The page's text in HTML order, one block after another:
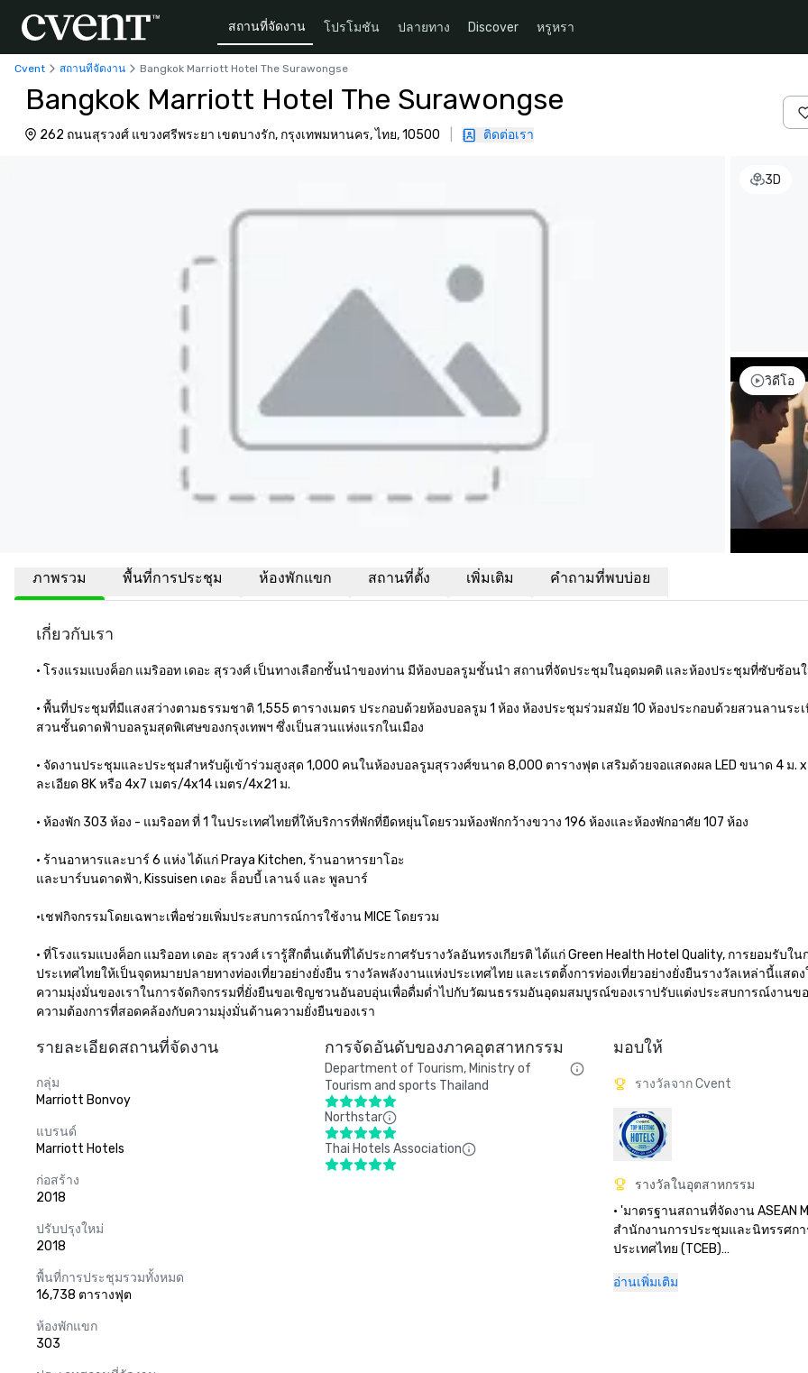
สถานที่จัดงาน โปรโมชัน ปลายทาง Discover หรูหรา
Cvent สถานที่จัดงาน Bangkok Marriott Hotel The Surawongse
Bangkok Marriott Hotel The Surawongse
262 ถนนสุรวงศ์ แขวงศรีพระยา เขตบางรัก, กรุงเทพมหานคร, ไทย, 10500 ติดต่อเรา
3D
วิดีโอ
ภาพรวม พื้นที่การประชุม ห้องพักแขก สถานที่ตั้ง เพิ่มเติม คำถามที่พบบ่อย
เกี่ยวกับเรา
• โรงแรมแบงค็อก แมริออท เดอะ สุรวงศ์ เป็นทางเลือกชั้นนำของท่าน มีห้องบอลรูมชั้นนำ สถานที่จัดประชุมในอุดมคติ และห้องประชุมที่ซับซ้อน
• พื้นที่ประชุมที่มีแสงสว่างตามธรรมชาติ 1,555 ตารางเมตร ประกอบด้วยห้องบอลรูม 1 ห้อง ห้องประชุมร่วมสมัย 10 ห้องประกอบด้วยสวนลานระ
สวนชั้นดาดฟ้าบอลรูมสุดพิเศษของกรุงเทพฯ ซึ่งเป็นสวนแห่งแรกในเมือง
• จัดงานประชุมและประชุมสำหรับผู้เข้าร่วมสูงสุด 1,000 คนในห้องบอลรูมสุรวงศ์ขนาด 8,000 ตารางฟุต เสริมด้วยจอแสดงผล LED ขนาด 4 ม. x
ละเอียด 8K หรือ 4x7 เมตร/4x14 เมตร/4x21 ม.
• ห้องพัก 303 ห้อง - แมริออท ที่ 1 ในประเทศไทยที่ให้บริการที่พักที่ยืดหยุ่นโดยรวมห้องพักกว้างขวาง 196 ห้องและห้องพักอาศัย 107 ห้อง
• ร้านอาหารและบาร์ 6 แห่ง ได้แก่ Praya Kitchen, ร้านอาหารยาโอะ
และบาร์บนดาดฟ้า, Kissuisen เดอะ ล็อบบี้ เลานจ์ และ พูลบาร์
•เชฟกิจกรรมโดยเฉพาะเพื่อช่วยเพิ่มประสบการณ์การใช้งาน MICE โดยรวม
• ที่โรงแรมแบงค็อก แมริออท เดอะ สุรวงศ์ เรารู้สึกตื่นเต้นที่ได้ประกาศรับรางวัลอันทรงเกียรติ ได้แก่ Green Health Hotel Quality, การยอมรับใน
ประเทศไทยให้เป็นจุดหมายปลายทางท่องเที่ยวอย่างยั่งยืน รางวัลพลังงานแห่งประเทศไทย และเรตติ้งการท่องเที่ยวอย่างยั่งยืนรางวัลเหล่านี้แสดง
ความมุ่งมั่นของเราในการจัดกิจกรรมที่ยั่งยืนขอเชิญชวนอันอบอุ่นเพื่อดื่มด่ำไปกับวัฒนธรรมอันอุดมสมบูรณ์ของเราปรับแต่งประสบการณ์งานข
ความต้องการที่สอดคล้องกับความมุ่งมั่นด้านความยั่งยืนของเรา
รายละเอียดสถานที่จัดงาน
กลุ่ม
Marriott Bonvoy
แบรนด์
Marriott Hotels
ก่อสร้าง
2018
ปรับปรุงใหม่
2018
พื้นที่การประชุมรวมทั้งหมด
16,738 ตารางฟุต
ห้องพักแขก
303
การจัดอันดับของภาคอุตสาหกรรม
Department of Tourism, Ministry of
Tourism and sports Thailand
Northstar
Thai Hotels Association
มอบให้
รางวัลจาก Cvent
รางวัลในอุตสาหกรรม
• 'มาตรฐานสถานที่จัดงาน ASEAN
สำนักงานการประชุมและนิทรรศก
ประเทศไทย (TCEB)
การประชุมและนิทรรศการแห่งประ
อ่านเพิ่มเติม